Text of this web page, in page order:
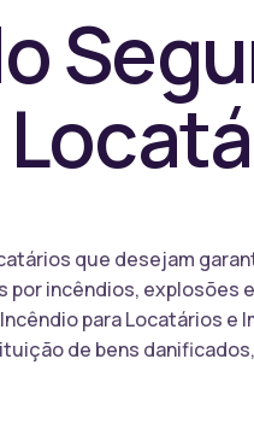
que desejam
incêndios, explosões
para Locatários e
de bens